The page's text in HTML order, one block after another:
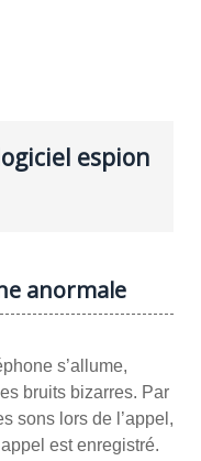
espion
anormale
s’allume,
bruits bizarres. Par
sons lors de l’appel,
est enregistré.